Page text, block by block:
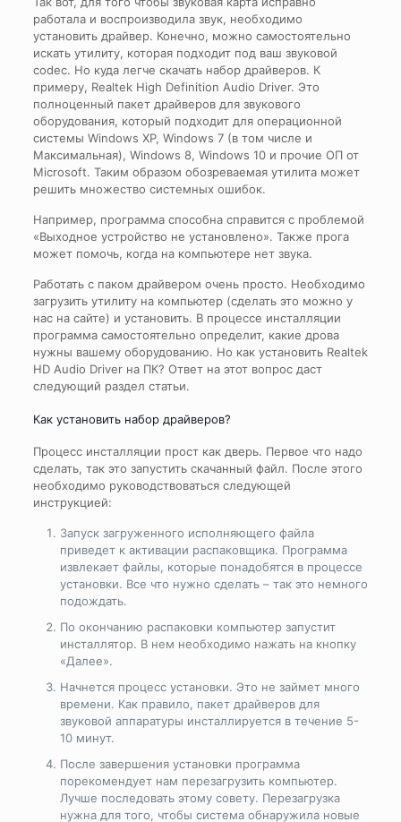
работала и воспроизводила звук, необходимо
установить драйвер. Конечно, можно самостоятельно
искать утилиту, которая подходит под ваш звуковой
codec. Но куда легче скачать набор драйверов. К
примеру, Realtek High Definition Audio Driver. Это
полноценный пакет драйверов для звукового
оборудования, который подходит для операционной
системы Windows XP, Windows 7 (в том числе и
Максимальная), Windows 8, Windows 10 и прочие ОП от
Microsoft. Таким образом обозреваемая утилита может
решить множество системных ошибок.
Например, программа способна справится с проблемой
«Выходное устройство не установлено». Также прога
может помочь, когда на компьютере нет звука.
Работать с паком драйвером очень просто. Необходимо
загрузить утилиту на компьютер (сделать это можно у
нас на сайте) и установить. В процессе инсталляции
программа самостоятельно определит, какие дрова
нужны вашему оборудованию. Но как установить Realtek
HD Audio Driver на ПК? Ответ на этот вопрос даст
следующий раздел статьи.
Как установить набор драйверов?
Процесс инсталляции прост как дверь. Первое что надо
сделать, так это запустить скачанный файл. После этого
необходимо руководствоваться следующей
инструкцией:
Запуск загруженного исполняющего файла
приведет к активации распаковщика. Программа
извлекает файлы, которые понадобятся в процессе
установки. Все что нужно сделать – так это немного
подождать.
По окончанию распаковки компьютер запустит
инсталлятор. В нем необходимо нажать на кнопку
«Далее».
Начнется процесс установки. Это не займет много
времени. Как правило, пакет драйверов для
звуковой аппаратуры инсталлируется в течение 5-
10 минут.
После завершения установки программа
порекомендует нам перезагрузить компьютер.
Лучше последовать этому совету. Перезагрузка
нужна для того, чтобы система обнаружила новые